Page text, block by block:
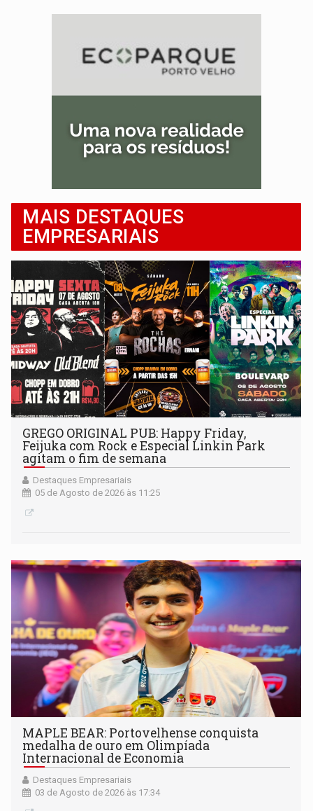
MAIS DESTAQUES
EMPRESARIAIS
GREGO ORIGINAL PUB: Happy Friday,
Feijuka com Rock e Especial Linkin Park
agitam o fim de semana
Destaques Empresariais
05 de Agosto de 2026 às 11:25
MAPLE BEAR: Portovelhense conquista
medalha de ouro em Olimpíada
Internacional de Economia
Destaques Empresariais
03 de Agosto de 2026 às 17:34